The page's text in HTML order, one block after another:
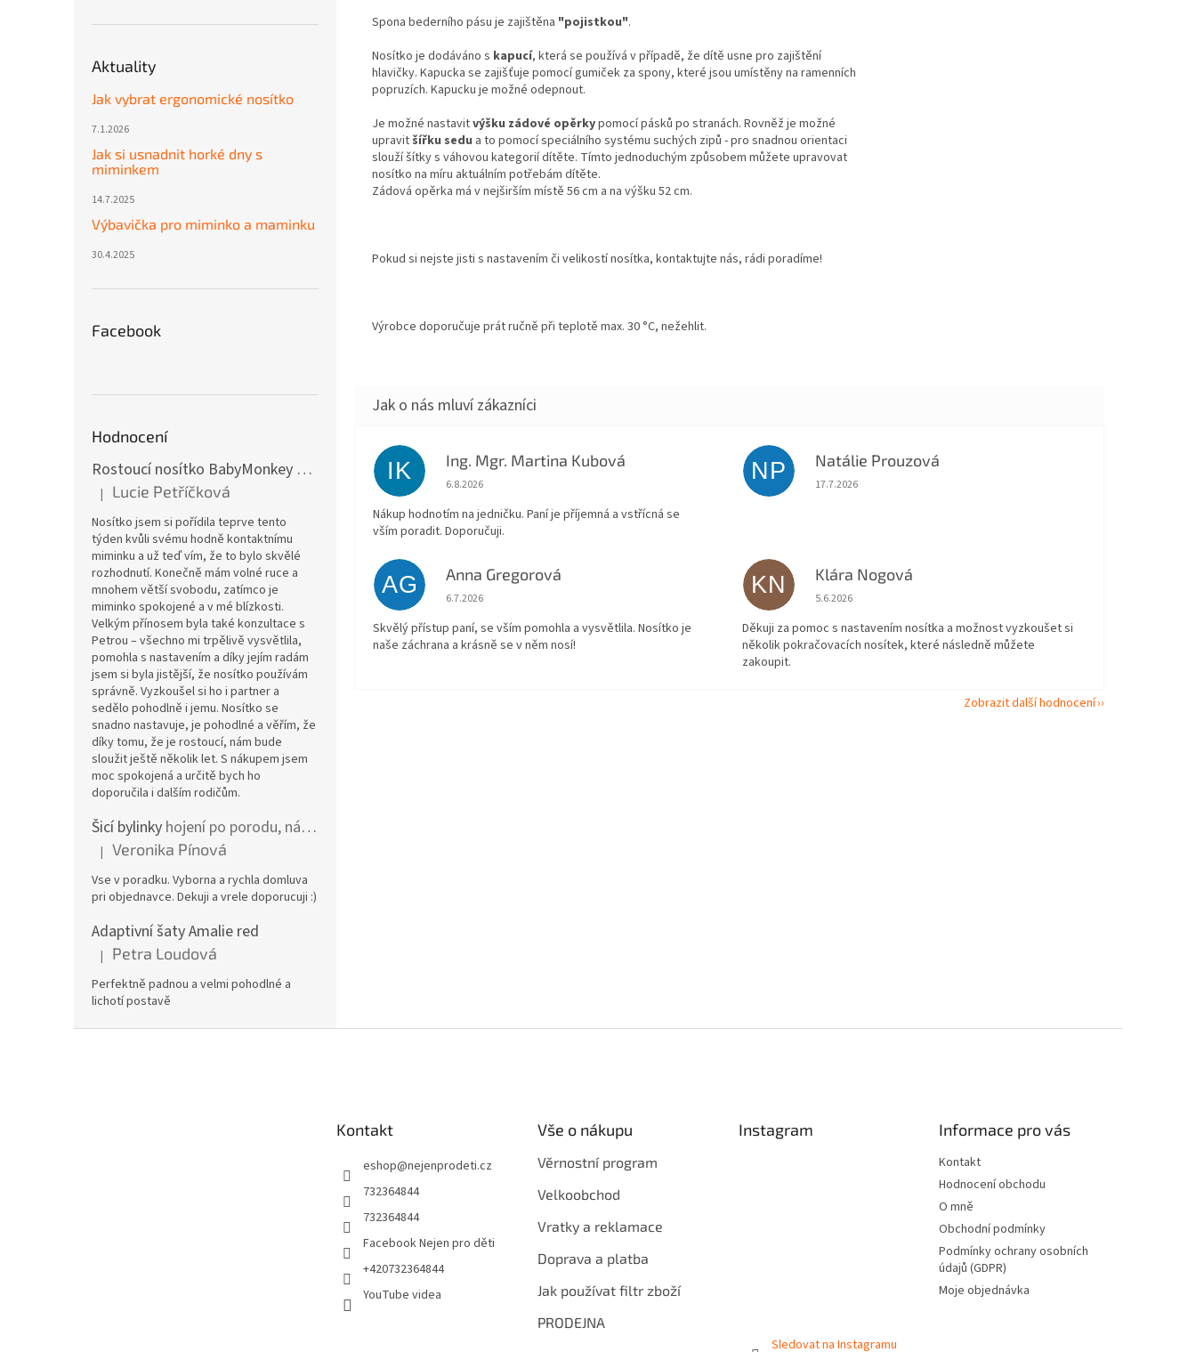
Aktuality
Jak vybrat ergonomické nosítko
7.1.2026
Jak si usnadnit horké dny s
miminkem
14.7.2025
Výbavička pro miminko a maminku
30.4.2025
Facebook
Hodnocení
Rostoucí nosítko BabyMonkey Original Essential - khaki zelené
Hodnocení produktu je 5 z 5 hvězdiček.
| Lucie Petříčková
Nosítko jsem si pořídila teprve tento
týden kvůli svému hodně kontaktnímu
miminku a už teď vím, že to bylo skvělé
rozhodnutí. Konečně mám volné ruce a
mnohem větší svobodu, zatímco je
miminko spokojené a v mé blízkosti.
Velkým přínosem byla také konzultace s
Petrou – všechno mi trpělivě vysvětlila,
pomohla s nastavením a díky jejím radám
jsem si byla jistější, že nosítko používám
správně. Vyzkoušel si ho i partner a
sedělo pohodlně i jemu. Nosítko se
snadno nastavuje, je pohodlné a věřím, že
díky tomu, že je rostoucí, nám bude
sloužit ještě několik let. S nákupem jsem
moc spokojená a určitě bych ho
doporučila i dalším rodičům.
Šicí bylinky hojení po porodu, nástřih a jizvy
Hodnocení produktu je 5 z 5 hvězdiček.
| Veronika Pínová
Vse v poradku. Vyborna a rychla domluva
pri objednavce. Dekuji a vrele doporucuji :)
Adaptivní šaty Amalie red
Hodnocení produktu je 5 z 5 hvězdiček.
| Petra Loudová
Perfektně padnou a velmi pohodlné a
lichotí postavě
Spona bederního pásu je zajištěna "pojistkou".
Nosítko je dodáváno s kapucí, která se používá v případě, že dítě usne pro zajištění
hlavičky. Kapucka se zajišťuje pomocí gumiček za spony, které jsou umístěny na ramenních
popruzích. Kapucku je možné odepnout.
Je možné nastavitvýšku zádové opěrkypomocí pásků po stranách. Rovněž je možné
upravit šířku sedu a to pomocí speciálního systému suchých zipů - pro snadnou orientaci
slouží šítky s váhovou kategorií dítěte. Tímto jednoduchým způsobem můžete upravovat
nosítko na míru aktuálním potřebám dítěte.
Zádová opěrka má v nejširším místě 56 cm a na výšku 52 cm.
Pokud si nejste jisti s nastavením či velikostí nosítka, kontaktujte nás, rádi poradíme!
Výrobce doporučuje prát ručně při teplotě max. 30 °C, nežehlit.
IK Ing. Mgr. Martina Kubová
Hodnocení obchodu je 5 z 5 hvězdiček.
6.8.2026
Nákup hodnotím na jedničku. Paní je příjemná a vstřícná se
vším poradit. Doporučuji.
NP Natálie Prouzová
Hodnocení obchodu je 5 z 5 hvězdiček.
17.7.2026
AG Anna Gregorová
Hodnocení obchodu je 5 z 5 hvězdiček.
6.7.2026
Skvělý přístup paní, se vším pomohla a vysvětlila. Nosítko je
naše záchrana a krásně se v něm nosí!
KN Klára Nogová
Hodnocení obchodu je 5 z 5 hvězdiček.
5.6.2026
Děkuji za pomoc s nastavením nosítka a možnost vyzkoušet si
několik pokračovacích nosítek, které následně můžete
zakoupit.
Zobrazit další hodnocení
Kontakt
eshop@nejenprodeti.cz
732364844
732364844
Facebook Nejen pro děti
+420732364844
YouTube videa
Vše o nákupu
Věrnostní program
Velkoobchod
Vratky a reklamace
Doprava a platba
Jak používat filtr zboží
PRODEJNA
Instagram
Sledovat na Instagramu
Informace pro vás
Kontakt
Hodnocení obchodu
O mně
Obchodní podmínky
Podmínky ochrany osobních
údajů (GDPR)
Moje objednávka